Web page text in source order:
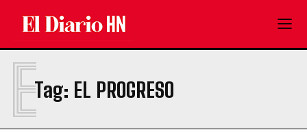
Tag: EL PROGRESO
E